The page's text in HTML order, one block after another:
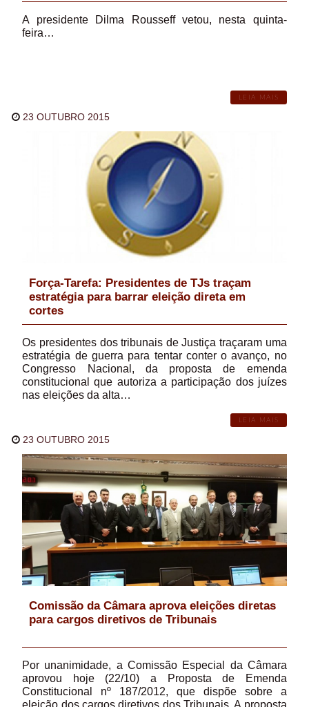
A presidente Dilma Rousseff vetou, nesta quinta-
feira…
LEIA MAIS
23 OUTUBRO 2015
Força-Tarefa: Presidentes de TJs traçam
estratégia para barrar eleição direta em
cortes
Os presidentes dos tribunais de Justiça traçaram uma
estratégia de guerra para tentar conter o avanço, no
Congresso Nacional, da proposta de emenda
constitucional que autoriza a participação dos juízes
nas eleições da alta…
LEIA MAIS
23 OUTUBRO 2015
Comissão da Câmara aprova eleições diretas
para cargos diretivos de Tribunais
Por unanimidade, a Comissão Especial da Câmara
aprovou hoje (22/10) a Proposta de Emenda
Constitucional nº 187/2012, que dispõe sobre a